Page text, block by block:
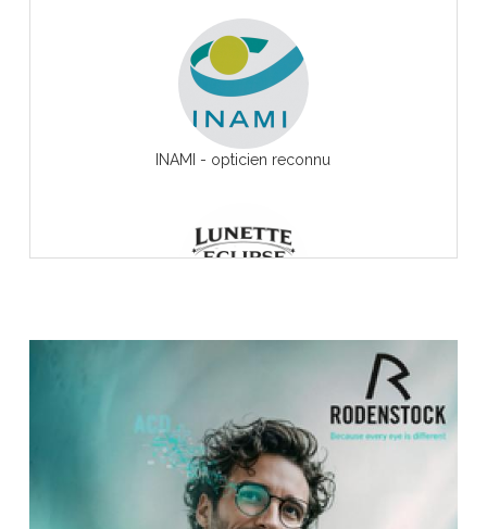
INAMI - opticien reconnu
Lunette Eclipse Solaire